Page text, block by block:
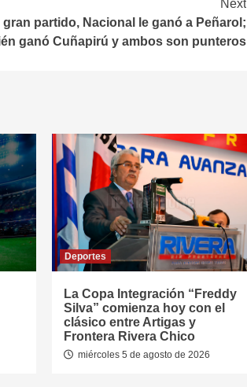
Next
gran partido, Nacional le ganó a Peñarol;
ganó Cuñapirú y ambos son punteros
Deportes
La Copa Integración “Freddy
Silva” comienza hoy con el
clásico entre Artigas y
Frontera Rivera Chico
miércoles 5 de agosto de 2026